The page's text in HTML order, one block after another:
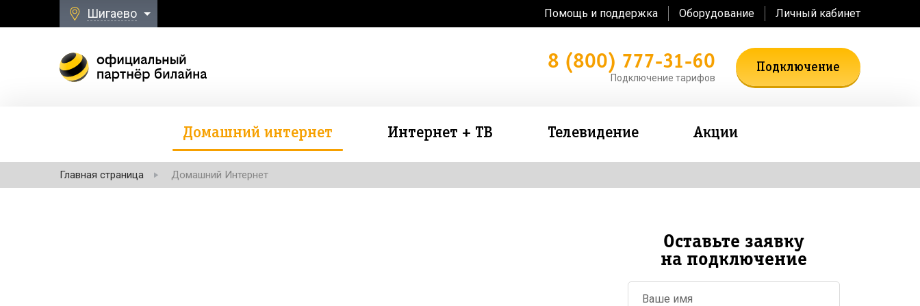
Шигаево Помощь и поддержка Оборудование Личный кабинет
8 (800) 777-31-60
Подключение тарифов
Подключение
Домашний интернет Интернет + ТВ Телевидение Акции
Главная страница Домашний Интернет
Оставьте заявку
на подключение